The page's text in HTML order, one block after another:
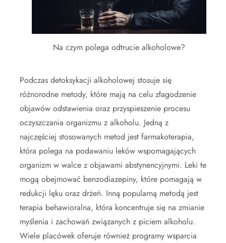
Na czym polega odtrucie alkoholowe?
Podczas detoksykacji alkoholowej stosuje się
różnorodne metody, które mają na celu złagodzenie
objawów odstawienia oraz przyspieszenie procesu
oczyszczania organizmu z alkoholu. Jedną z
najczęściej stosowanych metod jest farmakoterapia,
która polega na podawaniu leków wspomagających
organizm w walce z objawami abstynencyjnymi. Leki te
mogą obejmować benzodiazepiny, które pomagają w
redukcji lęku oraz drżeń. Inną popularną metodą jest
terapia behawioralna, która koncentruje się na zmianie
myślenia i zachowań związanych z piciem alkoholu.
Wiele placówek oferuje również programy wsparcia